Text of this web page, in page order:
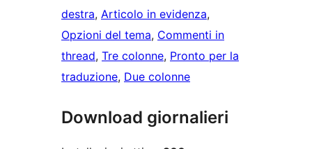
destra, Articolo in evidenza
Opzioni del tema, Commenti in
thread, Tre colonne, Pronto per la
traduzione, Due colonne
Download giornalieri